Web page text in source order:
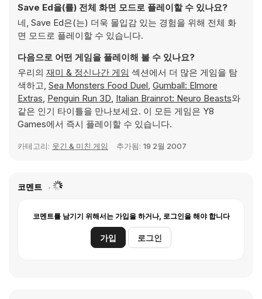
Save Ed을(를) 전체 화면 모드로 플레이할 수 있나요?
네, Save Ed은(는) 더욱 몰입감 있는 경험을 위해 전체 화
면 모드로 플레이할 수 있습니다.
다음으로 어떤 게임을 플레이해 볼 수 있나요?
우리의 재미 & 정신나간 게임 섹션에서 더 많은 게임을 탐
색하고, Sea Monsters Food Duel, Gumball: Elmore
Extras, Penguin Run 3D, Italian Brainrot: Neuro Beasts와
같은 인기 타이틀을 만나보세요. 이 모든 게임은 Y8
Games에서 즉시 플레이할 수 있습니다.
카테고리: 웃긴 & 미친 게임 추가됨: 19 2월 2007
코멘트
코멘트를 남기기 위해서는 가입을 하거나, 로그인을 해야 합니다
가입 로그인